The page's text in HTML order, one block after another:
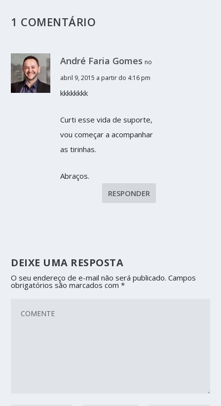
1 COMENTÁRIO
André Faria Gomes no
abril 9, 2015 a partir do 4:16 pm
kkkkkkkk
Curti esse vida de suporte,
vou começar a acompanhar
as tirinhas.
Abraços.
RESPONDER
DEIXE UMA RESPOSTA
O seu endereço de e-mail não será publicado. Campos
obrigatórios são marcados com*